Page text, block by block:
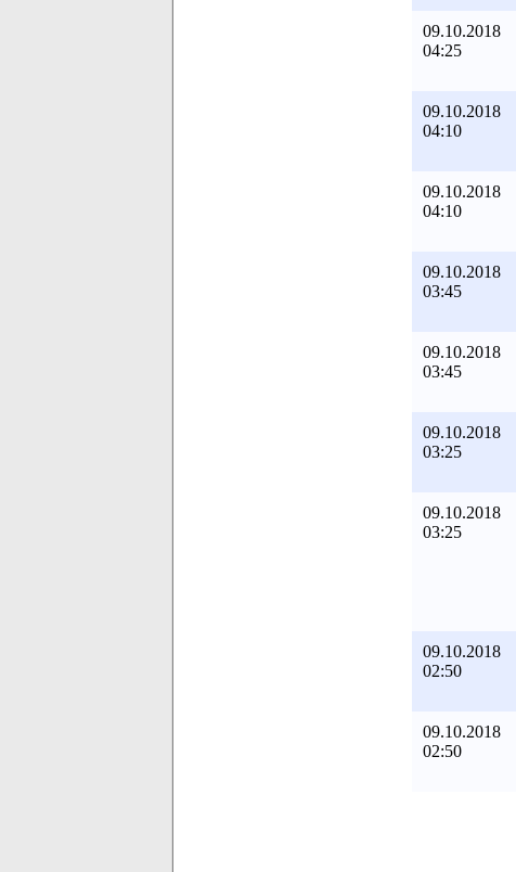
09.10.2018
04:25
09.10.2018
04:10
09.10.2018
04:10
09.10.2018
03:45
09.10.2018
03:45
09.10.2018
03:25
09.10.2018
03:25
09.10.2018
02:50
09.10.2018
02:50